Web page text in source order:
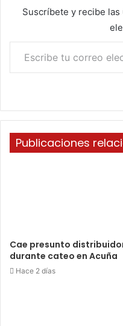
Suscríbete y recibe
Escribe tu correo electrónico…
Publicaciones
Cae presunto
durante cateo en Acuña
Hace 2 días